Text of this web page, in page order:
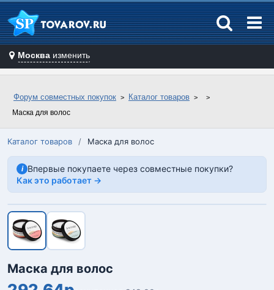
Москва изменить
Форум совместных покупок Каталог товаров
Маска для волос
Каталог товаров / Маска для волос
i Впервые покупаете через совместные покупки?
Как это работает →
Маска для волос